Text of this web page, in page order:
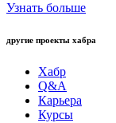
Узнать больше
другие проекты хабра
Хабр
Q&A
Карьера
Курсы